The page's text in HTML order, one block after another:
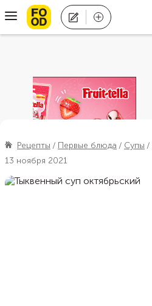
Рецепты Первые блюда Супы
13 ноября 2021